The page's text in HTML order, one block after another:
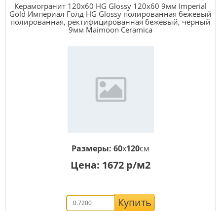
Керамогранит 120x60 HG Glossy 120x60 9мм Imperial
Gold Империал Голд HG Glossy полированная бежевый
полированная, ректифицированная бежевый, чёрный
9мм Maimoon Ceramica
Размеры: 60x120см
Цена: 1672 р/м2
Купить